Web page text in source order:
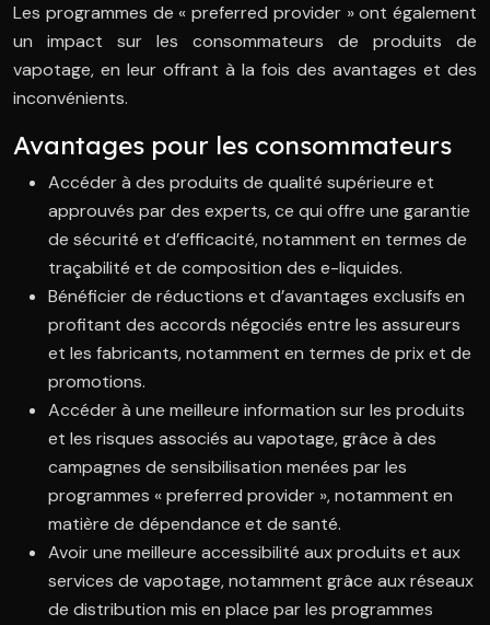
Les programmes de « preferred provider » ont également
un impact sur les consommateurs de produits de
vapotage, en leur offrant à la fois des avantages et des
inconvénients.
Avantages pour les consommateurs
Accéder à des produits de qualité supérieure et
approuvés par des experts, ce qui offre une garantie
de sécurité et d’efficacité, notamment en termes de
traçabilité et de composition des e-liquides.
Bénéficier de réductions et d’avantages exclusifs en
profitant des accords négociés entre les assureurs
et les fabricants, notamment en termes de prix et de
promotions.
Accéder à une meilleure information sur les produits
et les risques associés au vapotage, grâce à des
campagnes de sensibilisation menées par les
programmes « preferred provider », notamment en
matière de dépendance et de santé.
Avoir une meilleure accessibilité aux produits et aux
services de vapotage, notamment grâce aux réseaux
de distribution mis en place par les programmes